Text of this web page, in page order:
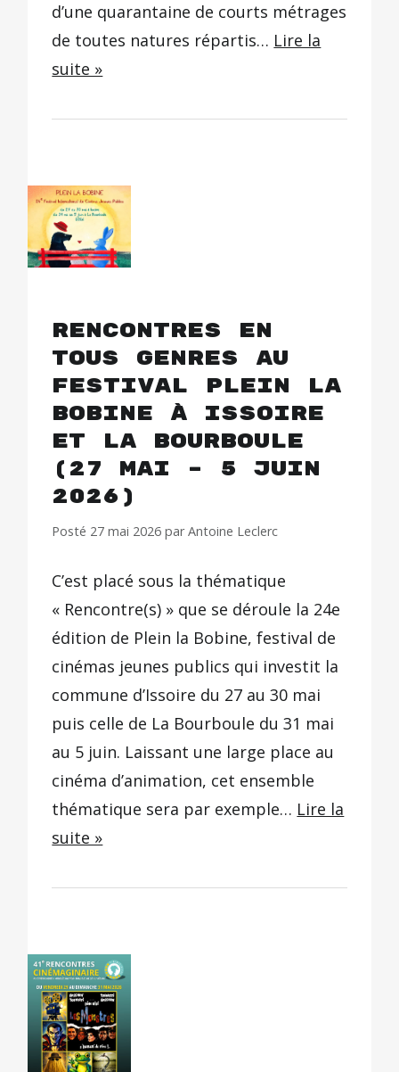
d’une quarantaine de courts métrages
de toutes natures répartis… Lire la
suite »
Rencontres en
tous genres au
festival Plein la
Bobine à Issoire
et La Bourboule
(27 mai – 5 juin
2026)
Posté 27 mai 2026 par Antoine Leclerc
C’est placé sous la thématique
« Rencontre(s) » que se déroule la 24e
édition de Plein la Bobine, festival de
cinémas jeunes publics qui investit la
commune d’Issoire du 27 au 30 mai
puis celle de La Bourboule du 31 mai
au 5 juin. Laissant une large place au
cinéma d’animation, cet ensemble
thématique sera par exemple… Lire la
suite »